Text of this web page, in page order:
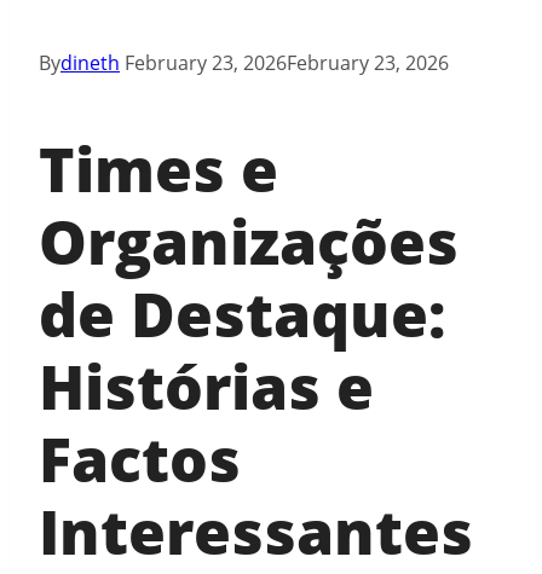
Bydineth February 23, 2026February 23, 2026
Times e
Organizações
de Destaque:
Histórias e
Factos
Interessantes